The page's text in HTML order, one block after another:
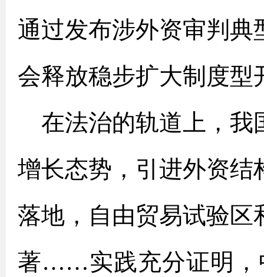
通过发布涉外资审判
会释放稳步扩大制度
在法治的轨道上，我
增长态势，引进外资结
落地，自由贸易试验
著……实践充分证明，